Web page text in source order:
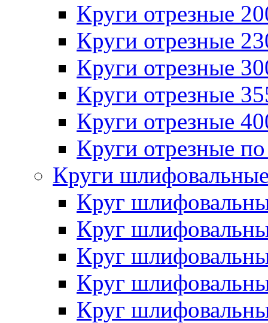
Круги отрезные
Круги отрезные
Круги отрезные
Круги отрезные
Круги отрезные
Круги отрезные
Круги
Круг
Круг
Круг
Круг
Круг